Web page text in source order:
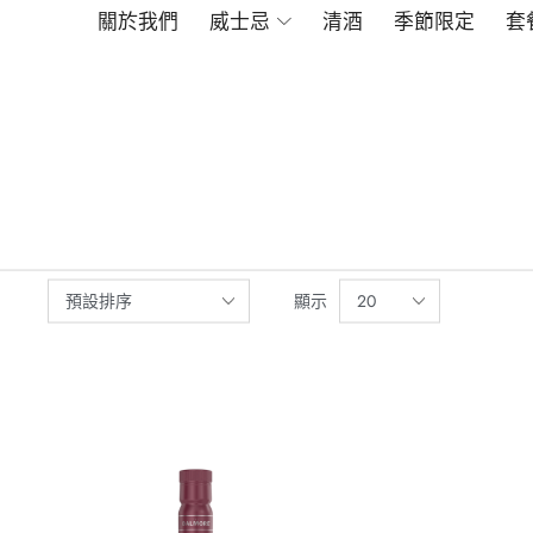
關於我們 威士忌 清酒 季節限定 套
顯示